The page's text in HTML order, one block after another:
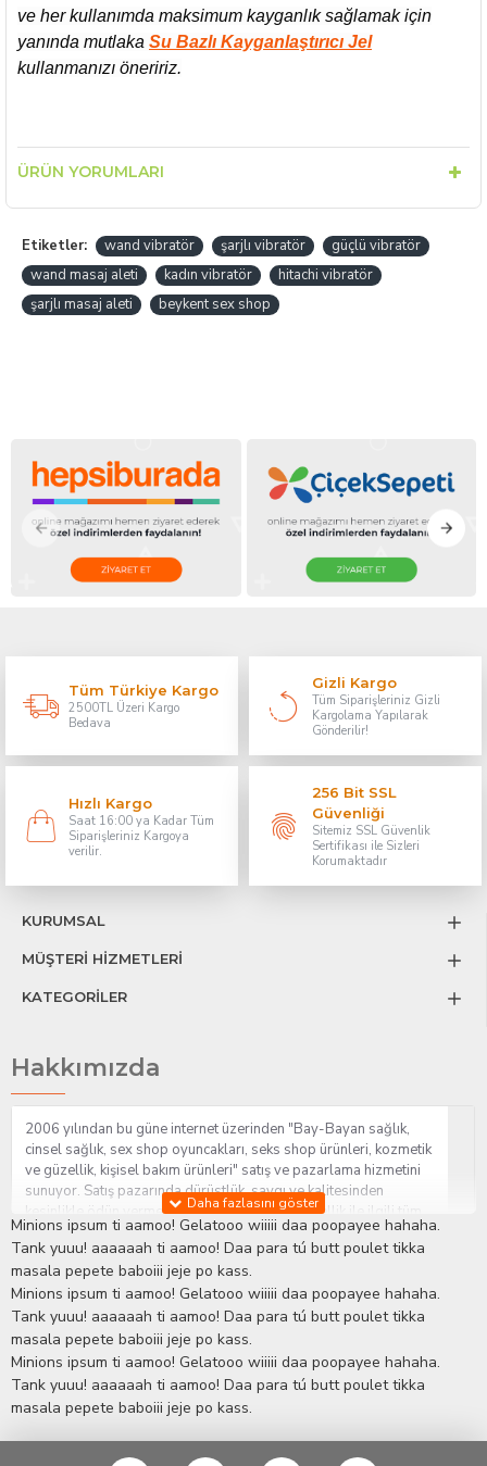
ve her kullanımda maksimum kayganlık sağlamak için
yanında mutlaka Su Bazlı Kayganlaştırıcı Jel
kullanmanızı öneririz.
ÜRÜN YORUMLARI
Etiketler: wand vibratör şarjlı vibratör
güçlü vibratör
wand masaj aleti
kadın vibratör
hitachi vibratör
şarjlı masaj aleti
beykent sex shop
Tüm Türkiye Kargo
2500TL Üzeri Kargo
Bedava
Gizli Kargo
Tüm Siparişleriniz Gizli
Kargolama Yapılarak
Gönderilir!
Hızlı Kargo
Saat 16:00 ya Kadar Tüm
Siparişleriniz Kargoya
verilir.
256 Bit SSL
Güvenliği
Sitemiz SSL Güvenlik
Sertifikası ile Sizleri
Korumaktadır
KURUMSAL
MÜŞTERİ HİZMETLERİ
KATEGORİLER
Hakkımızda
2006 yılından bu güne internet üzerinden "Bay-Bayan sağlık,
cinsel sağlık, sex shop oyuncakları, seks shop ürünleri, kozmetik
ve güzellik, kişisel bakım ürünleri" satış ve pazarlama hizmetini
sunuyor. Satış pazarında dürüstlük, saygı ve kalitesinden
kesinlikle ödün vermeden hizmet sağlık ve güzellik ile ilgili tüm
sorularınıza anında cevap verebilen Yetkin ve uzman kadrosu ile
ihtiyaçlarınızı en uygun fiyat ve taksit seçenekleriyle karşılıyor.
İstanbul beylikdüzü Erotik Shop sitemizde insan odaklı çalışma
stratejimiz ile müşterilerimizin yaşamlarında mutlu, sağlıklı ve
bakımlı olmaları için onlara sağlık ve güzellik danışmanlığı
sağlıyoruz.Sex ShopAlışveriş sitemiz Erotik Shop sektöründeki
gelişmeleri ve yenilikleri çok yakından takip etmesi, yaklaşık
5000'e yakın geniş ürün yelpazesi ile Türkiye'de bu sektörde
kendi alanımızda en geniş ürün gurubuna sahip ender
mağazalardan biri olması, müşteri memnuniyetini her zaman ön
planda tutan yaklaşımcı ve yenilikçi servislerin geliştirilmesi
konusundaki becerileri ile kendisine Cinsel Ürün hayatında lider
Minions ipsum ti aamoo! Gelatooo wiiiii daa poopayee hahaha.
Tank yuuu! aaaaaah ti aamoo! Daa para tú butt poulet tikka
masala pepete baboiii jeje po kass.
Minions ipsum ti aamoo! Gelatooo wiiiii daa poopayee hahaha.
Tank yuuu! aaaaaah ti aamoo! Daa para tú butt poulet tikka
masala pepete baboiii jeje po kass.
Minions ipsum ti aamoo! Gelatooo wiiiii daa poopayee hahaha.
Tank yuuu! aaaaaah ti aamoo! Daa para tú butt poulet tikka
masala pepete baboiii jeje po kass.